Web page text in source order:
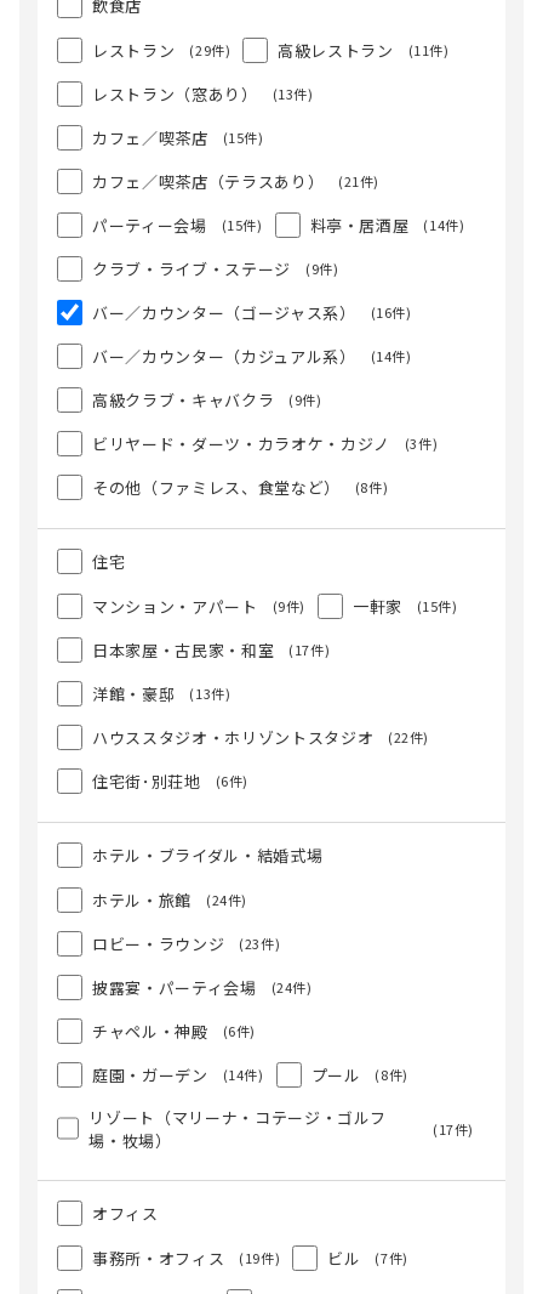
飲食店
レストラン
(29件) 高級レストラン (11件)
レストラン（窓あり） (13件)
カフェ／喫茶店 (15件)
カフェ／喫茶店（テラスあり） (21件)
パーティー会場 (15件) 料亭・居酒屋 (14件)
クラブ・ライブ・ステージ (9件)
バー／カウンター（ゴージャス系） (16件)
バー／カウンター（カジュアル系） (14件)
高級クラブ・キャバクラ (9件)
ビリヤード・ダーツ・カラオケ・カジノ (3件)
その他（ファミレス、食堂など） (8件)
住宅
マンション・アパート
(9件) 一軒家 (15件)
日本家屋・古民家・和室 (17件)
洋館・豪邸 (13件)
ハウススタジオ・ホリゾントスタジオ (22件)
住宅街･別荘地 (6件)
ホテル・ブライダル・結婚式場
ホテル・旅館
(24件)
ロビー・ラウンジ (23件)
披露宴・パーティ会場 (24件)
チャペル・神殿 (6件)
庭園・ガーデン (14件) プール (8件)
リゾート（マリーナ・コテージ・ゴルフ
場・牧場）
(17件)
オフィス
事務所・オフィス
(19件) ビル (7件)